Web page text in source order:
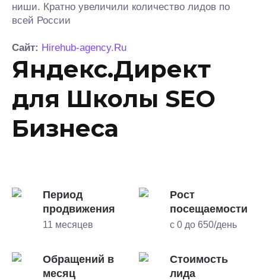
ниши. Кратно увеличили количество лидов по
всей России
Сайт: Hirehub-agency.Ru
Яндекс.Директ
для Школы SEO
Бизнеса
Период
продвижения
11 месяцев
Рост
посещаемости
с 0 до 650/день
Обращений в
месяц
Стоимость
лида